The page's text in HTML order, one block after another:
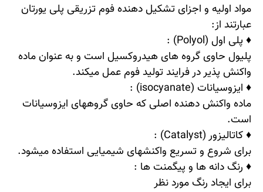
مواد اولیه و اجزای تشکیل دهنده فوم تزریقی پلی یورتان
عبارتند از:
♦ پلی اول (Polyol)
:
پلیول حاوی گروه های هیدروکسیل است و به عنوان ماده
واکنش پذیر در فرایند تولید فوم عمل میکند.
♦ ایزوسیانات (isocyanate) :
ماده واکنش دهنده اصلی که حاوی گروههای ایزوسیانات
است.
♦ کاتالیزور (Catalyst)
:
برای شروع و تسریع واکنشهای شیمیایی استفاده میشود.
♦ رنگ دانه ها و پیگمنتها :
برای ایجاد رنگ مورد نظر